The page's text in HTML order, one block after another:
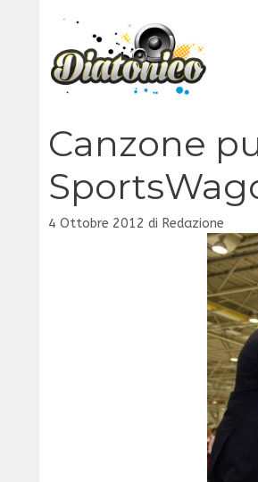
contenuto
Canzone
4 Ottobre 2012 di Redazione